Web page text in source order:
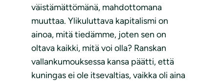
väistämättömänä, mahdottomana
muuttaa. Ylikuluttava kapitalismi on
ainoa, mitä tiedämme, joten sen on
oltava kaikki, mitä voi olla? Ranskan
vallankumouksessa kansa päätti, että
kuningas ei ole itsevaltias, vaikka oli aina